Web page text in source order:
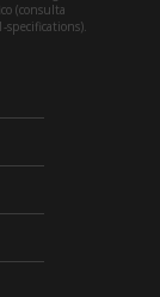
(consulta